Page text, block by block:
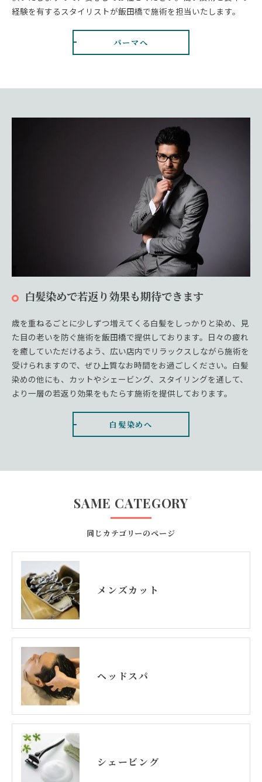
経験を有するスタイリストが飯田橋で施術を担当いたします。
パーマへ
白髪染めで若返り効果も期待できます
歳を重ねるごとに少しずつ増えてくる白髪をしっかりと染め、見
た目の老いを防ぐ施術を飯田橋で提供しております。日々の疲れ
を癒していただけるよう、広い店内でリラックスしながら施術を
受けられますので、ぜひ上質なお時間をお過ごしください。白髪
染めの他にも、カットやシェービング、スタイリングを通して、
より一層の若返り効果をもたらす施術を提供しております。
白髪染めへ
同じカテゴリーのページ
SAME CATEGORY
メンズカット
ヘッドスパ
シェービング